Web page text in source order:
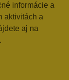
informácie a
aktivitách a
aj na